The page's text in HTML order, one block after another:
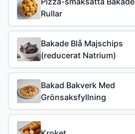
Rullar
Bakade Blå Majschips
(reducerat Natrium)
Bakad Bakverk Med
Grönsaksfyllning